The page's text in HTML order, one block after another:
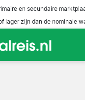
en secundaire
lager zijn dan de nominale